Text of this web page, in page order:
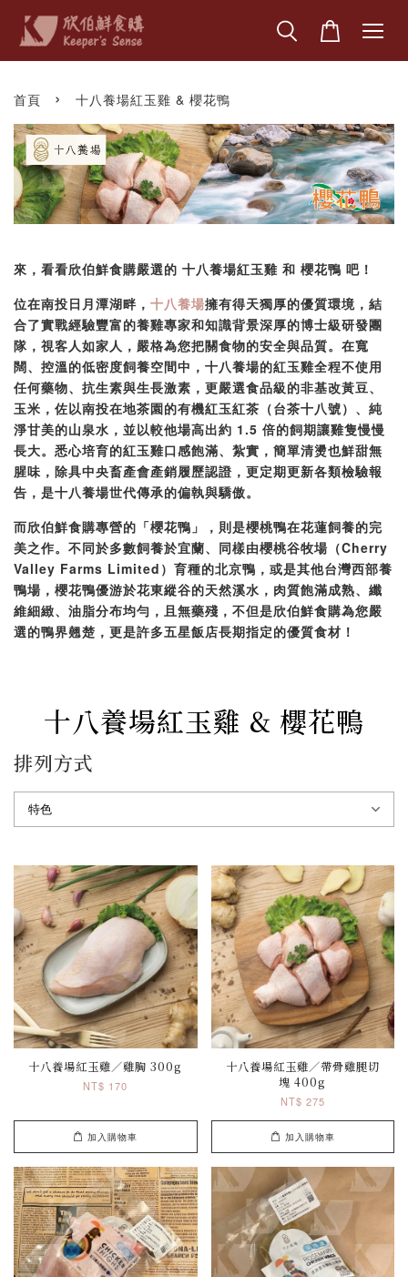
首頁 › 十八養場紅玉雞 & 櫻花鴨
來，看看欣伯鮮食購嚴選的 十八養場紅玉雞 和 櫻花鴨 吧！
位在南投日月潭湖畔， 十八養場擁有得天獨厚的優質環境，結
合了實戰經驗豐富的養雞專家和知識背景深厚的博士級研發團
隊，視客人如家人，嚴格為您把關食物的安全與品質。在寬
闊、控溫的低密度飼養空間中，十八養場的紅玉雞全程不使用
任何藥物、抗生素與生長激素，更嚴選食品級的非基改黃豆、
玉米，佐以南投在地茶園的有機紅玉紅茶（台茶十八號）、純
淨甘美的山泉水，並以較他場高出約 1.5 倍的飼期讓雞隻慢慢
長大。悉心培育的紅玉雞口感飽滿、紮實，簡單清燙也鮮甜無
腥味，除具中央畜產會產銷履歷認證，更定期更新各類檢驗報
告，是十八養場世代傳承的偏執與驕傲。
而欣伯鮮食購專營的「櫻花鴨」，則是櫻桃鴨在花蓮飼養的完
美之作。不同於多數飼養於宜蘭、同樣由櫻桃谷牧場（Cherry
Valley Farms Limited）育種的北京鴨，或是其他台灣西部養
鴨場，櫻花鴨優游於花東縱谷的天然溪水，肉質飽滿成熟、纖
維細緻、油脂分布均勻，且無藥殘，不但是欣伯鮮食購為您嚴
選的鴨界翹楚，更是許多五星飯店長期指定的優質食材！
十八養場紅玉雞 & 櫻花鴨
排列方式
十八養場紅玉雞／雞胸 300g
NT$ 170
加入購物車
十八養場紅玉雞／帶骨雞腿切
塊 400g
NT$ 275
加入購物車